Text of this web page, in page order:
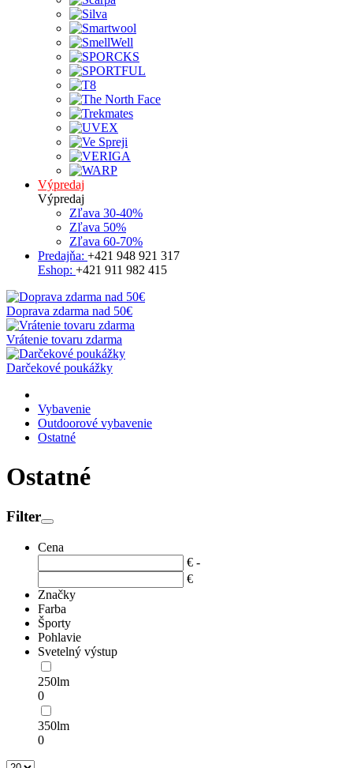
Výpredaj
Výpredaj
Zľava 30-40%
Zľava 50%
Zľava 60-70%
Predajňa: +421 948 921 317
Eshop: +421 911 982 415
Doprava zdarma nad 50€
Vrátenie tovaru zdarma
Darčekové poukážky
Vybavenie
Outdoorové vybavenie
Ostatné
Ostatné
Filter
Cena
€ -
€
Značky
Farba
Športy
Pohlavie
Svetelný výstup
250lm
0
350lm
0